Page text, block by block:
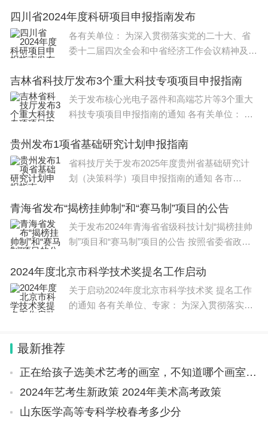
贡献力量。
（研究生院（校学位委员会办公室））
四川省2024年度科研项目申报指南发布
各有关单位： 为深入贯彻落实党的二十大、省
委十二届四次全会和中省经济工作会议精神及省
吉林省科技厅发布3个重大科技专项项目申报指南
关于发布核心光电子器件和高端芯片等3个重大
科技专项项目申报指南的通知 各有关单位： 按
贵州发布1项省基础研究计划申报指南
省科技厅关于发布2025年度贵州省基础研究计
划（决策科学）项目申报指南的通知 各市
青海省发布“揭榜挂帅制”和“赛马制”项目的公告
关于发布2024年青海省省级科技计划“揭榜挂帅
制”项目和“赛马制”项目的公告 按照省委省政府
2024年度北京市科学技术奖提名工作启动
关于启动2024年度北京市科学技术奖 提名工作
的通知 各有关单位、专家： 为深入贯彻落实创
最新推荐
正在给孩子选美术艺考的画室，不知道哪个画室可以信赖？
2024年艺考生新政策 2024年美术高考政策
山东医学高等专科学校春考多少分